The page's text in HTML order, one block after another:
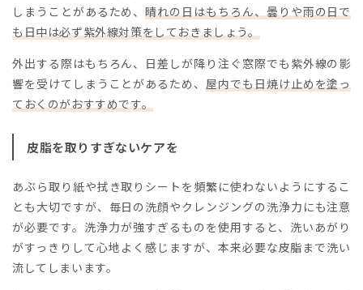
しまうことがあるため、晴れの日はもちろん、曇りや雨の日で
も日中は必ず紫外線対策をしておきましょう。
外出する際はもちろん、日差しが降り注ぐ窓際でも紫外線の影
響を受けてしまうことがあるため、 屋内でも日焼け止めを塗っ
ておくのがおすすめです。
皮脂を取りすぎないケアを
あぶら取り紙や拭き取りシートを頻繁に使わないようにするこ
とも大切ですが、毎日の洗顔やクレンジングの洗浄力にも注意
が必要です。洗浄力が強すぎるものを使用すると、洗いあがり
がすっきりして心地よく感じますが、本来必要な皮脂まで洗い
流してしまいます。